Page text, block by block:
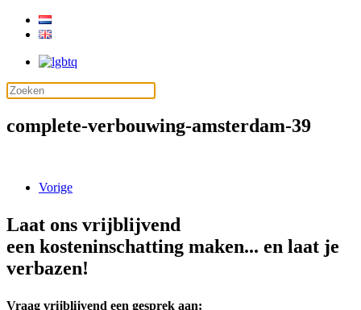
complete-verbouwing-amsterdam-39
Vorige
Laat ons vrijblijvend
een kosteninschatting maken... en laat je
verbazen!
Vraag vrijblijvend een gesprek aan: